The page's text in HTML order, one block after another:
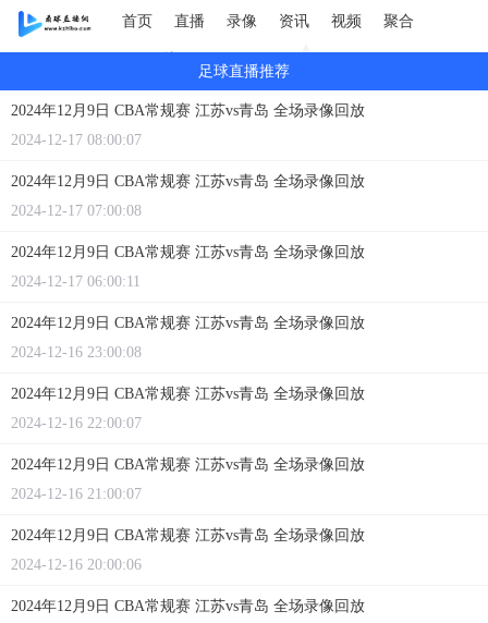
首页 直播 录像 资讯 视频 聚合
足球直播推荐
2024年12月9日 CBA常规赛 江苏vs青岛 全场录像回放
2024-12-17 08:00:07
2024年12月9日 CBA常规赛 江苏vs青岛 全场录像回放
2024-12-17 07:00:08
2024年12月9日 CBA常规赛 江苏vs青岛 全场录像回放
2024-12-17 06:00:11
2024年12月9日 CBA常规赛 江苏vs青岛 全场录像回放
2024-12-16 23:00:08
2024年12月9日 CBA常规赛 江苏vs青岛 全场录像回放
2024-12-16 22:00:07
2024年12月9日 CBA常规赛 江苏vs青岛 全场录像回放
2024-12-16 21:00:07
2024年12月9日 CBA常规赛 江苏vs青岛 全场录像回放
2024-12-16 20:00:06
2024年12月9日 CBA常规赛 江苏vs青岛 全场录像回放